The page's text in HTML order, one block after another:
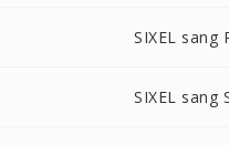
SIXEL sang
SIXEL sang